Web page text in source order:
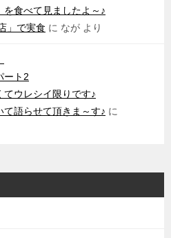
食べて見ましたよ～♪
」で実食 に なが より
ート2
ウレシイ限りです♪
語らせて頂きま～す♪ に